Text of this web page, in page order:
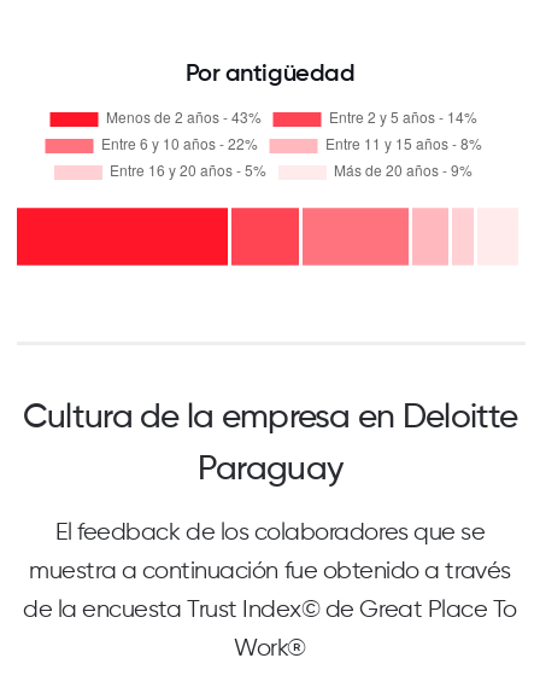
Por antigüedad
Cultura de la empresa en Deloitte
Paraguay
El feedback de los colaboradores que se
muestra a continuación fue obtenido a través
de la encuesta Trust Index© de Great Place To
Work®